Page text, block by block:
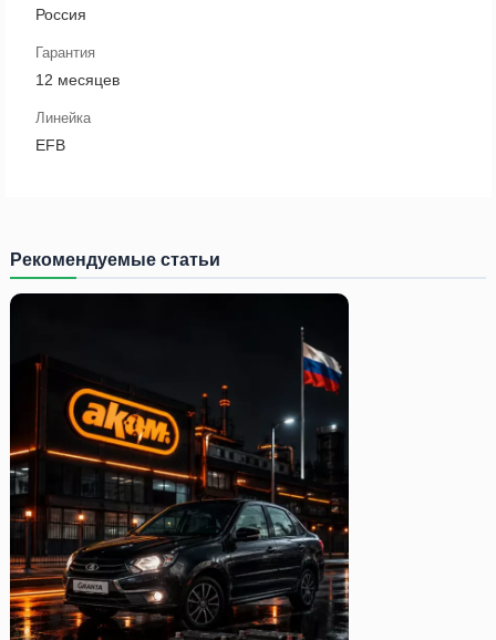
Россия
Гарантия
12 месяцев
Линейка
EFB
Рекомендуемые статьи